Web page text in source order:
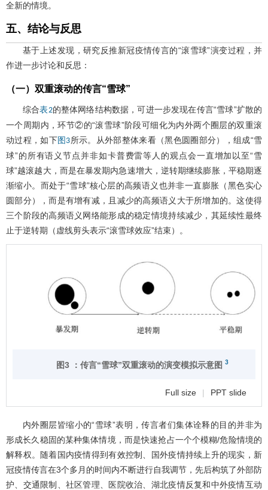
全新的情境。
五、结论与反思
基于上述发现，研究反推新冠疫情传言的“滚雪球”演变过程，并
作进一步讨论和反思：
（一）双重滚动的传言“雪球”
综合表2的整体网络结构数据，可进一步发现在传言“雪球”扩散的
一个周期内，环节②的“滚雪球”阶段可细化为内外两个圈层的双重滚
动过程，如下图3所示。从外部整体来看（黑色圆圈部分），组成“雪
球”的所有语义节点并非如卡普费雷等人的观点会一直增加以至“雪
球”越滚越大，而是在暴发期内急速增大，逆转期继续膨胀，平稳期逐
渐缩小。而处于“雪球”核心层的高频语义也并非一直膨胀（黑色实心
圆部分），而是有增有减，且减少的高频语义大于所增加的。这使得
三个阶段的高频语义网络能形成的稳定情境持续减少，其延续性最终
止于逆转期（虚线剪头表示“滚雪球效应”结束）。
图3 ：传言“雪球”双重滚动的演变模拟示意图 3
Full size | PPT slide
内外圈层皆缩小的“雪球”表明，传言者们集体诠释的目的并非为
形成长久稳固的某种集体情境，而是快速抢占一个个模糊/危险情境的
解释权。随着国内疫情得到有效控制、国外疫情持续上升的现实，新
冠疫情传言在3个多月的时间内不断进行自我调节，先后构筑了外部防
护、交通限制、社区管理、医院收治、湖北疫情反复和中外疫情互动